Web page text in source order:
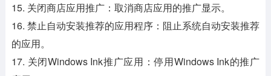
15. 关闭商店应用推广：取消商店应用的推广显示。
16. 禁止自动安装推荐的应用程序：阻止系统自动安装推荐
的应用。
17. 关闭Windows Ink推广应用：停用Windows Ink的推广